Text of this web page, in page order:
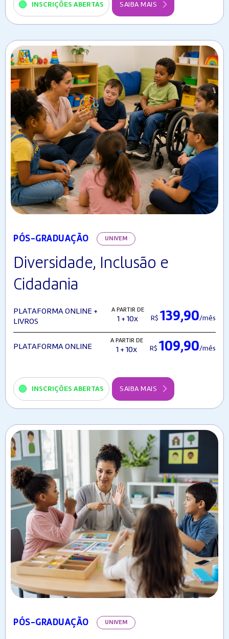
INSCRIÇÕES ABERTAS SAIBA MAIS
PÓS-GRADUAÇÃO UNIVEM
Diversidade, Inclusão e
Cidadania
PLATAFORMA ONLINE +
LIVROS
A PARTIR DE
1 + 10x R$ 139,90/mês
PLATAFORMA ONLINE
A PARTIR DE
1 + 10x R$ 109,90/mês
INSCRIÇÕES ABERTAS SAIBA MAIS
PÓS-GRADUAÇÃO UNIVEM